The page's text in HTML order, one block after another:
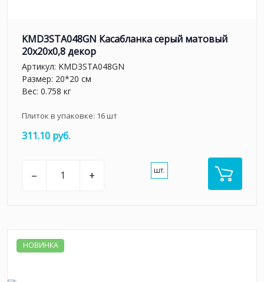
KMD3STA048GN Касабланка серый матовый
20x20x0,8 декор
Артикул: KMD3STA048GN
Размер: 20*20 см
Вес: 0.758 кг
Плиток в упаковке: 16шт
311.10 руб.
– + шт.
НОВИНКА